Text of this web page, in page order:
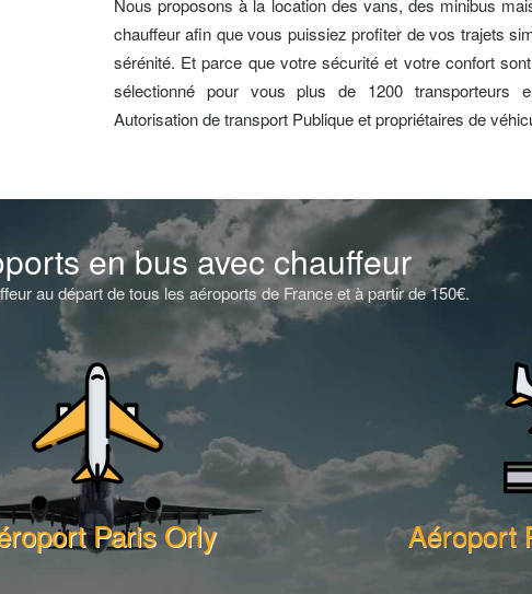
Nous proposons à la location des vans, des minibus
chauffeur afin que vous puissiez profiter de vos trajets
sérénité. Et parce que votre sécurité et votre confort
sélectionné pour vous plus de 1200 transporteurs
Autorisation de transport Publique et propriétaires de
en bus avec chauffeur
au départ de tous les aéroports de France et à partir de 150€.
Paris Orly Aéroport